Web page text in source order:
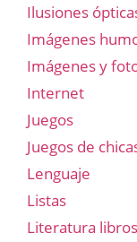
Ilusiones
Imágenes
Imágenes y
Internet
Juegos
Juegos de
Lenguaje
Listas
Literatura libros